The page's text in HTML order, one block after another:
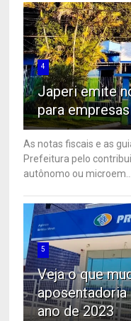
4
Japeri emite
para
As notas fiscais e as
Prefeitura pelo
autônomo ou microem...
5
Veja o que
ano de 2023